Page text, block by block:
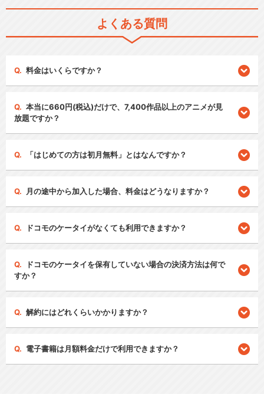
よくある質問
料金はいくらですか？
本当に660円(税込)だけで、7,400作品以上のアニメが見
放題ですか？
「はじめての方は初月無料」とはなんですか？
月の途中から加入した場合、料金はどうなりますか？
ドコモのケータイがなくても利用できますか？
ドコモのケータイを保有していない場合の決済方法は何で
すか？
解約にはどれくらいかかりますか？
電子書籍は月額料金だけで利用できますか？